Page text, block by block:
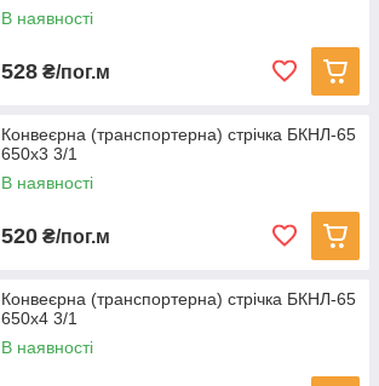
В наявності
528 ₴/пог.м
Конвеєрна (транспортерна) стрічка БКНЛ-65
650х3 3/1
В наявності
520 ₴/пог.м
Конвеєрна (транспортерна) стрічка БКНЛ-65
650х4 3/1
В наявності